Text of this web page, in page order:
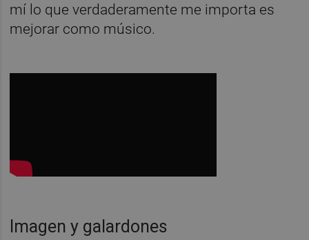
mí lo que verdaderamente me importa es
mejorar como músico.
Imagen y galardones